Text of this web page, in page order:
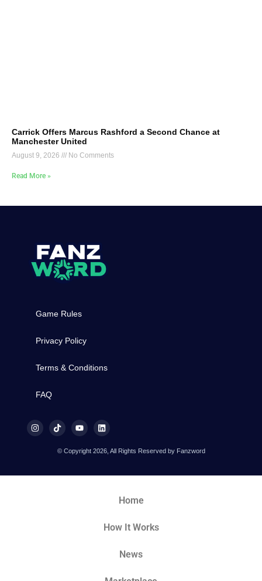
Carrick Offers Marcus Rashford a Second Chance at
Manchester United
August 9, 2026 No Comments
Read More »
Game Rules
Privacy Policy
Terms & Conditions
FAQ
© Copyright 2026, All Rights Reserved by Fanzword
Home
How It Works
News